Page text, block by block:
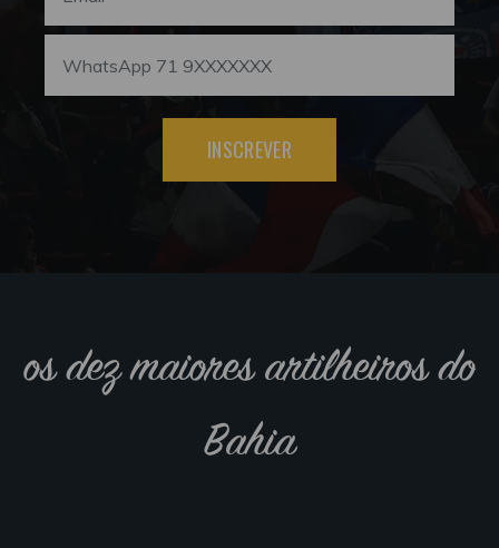
INSCREVER
os dez maiores artilheiros do
Bahia